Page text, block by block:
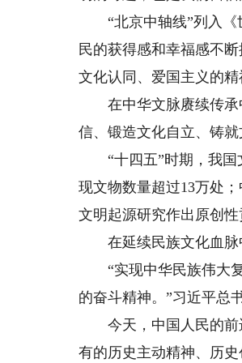
“北京中轴线”列入《
民的获得感和幸福感不
文化认同、爱国主义的
在中华文脉赓续传承
信、锻造文化自立、铸
“十四五”时期，我国
现文物数量超过13万处
文明起源研究作出原创性
在延续民族文化血脉
“实现中华民族伟大复
的奋斗精神。”习近平总
今天，中国人民的前
有的历史主动精神、历史